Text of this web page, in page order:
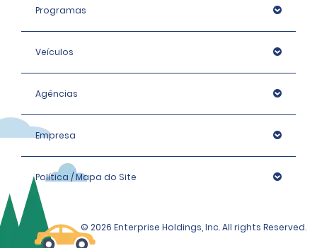
Programas
Veículos
Agências
Empresa
Política / Mapa do Site
© 2026 Enterprise Holdings, Inc. All rights Reserved.